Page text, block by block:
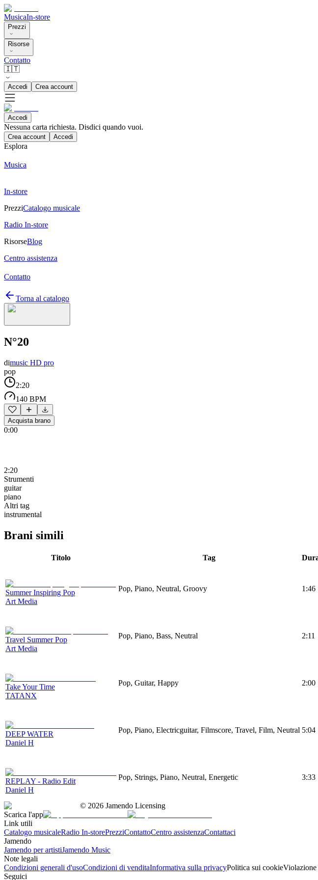
MusicaIn-store
Prezzi
Risorse
Contatto
🇮🇹
Accedi Crea account
Accedi
Nessuna carta richiesta. Disdici quando vuoi.
Crea account Accedi
Esplora
Musica
In-store
PrezziCatalogo musicale
Radio In-store
RisorseBlog
Centro assistenza
Contatto
Torna al catalogo
N°20
dimusic HD pro
pop
2:20
140 BPM
Acquista brano
0:00
2:20
Strumenti
guitar
piano
Altri tag
instrumental
Brani simili
Titolo Tag
Summer Inspiring Pop
Art Media
Pop, Piano, Neutral, Groovy 1:46
Travel Summer Pop
Art Media
Pop, Piano, Bass, Neutral 2:11
Take Your Time
TATANX
Pop, Guitar, Happy 2:00
DEEP WATER
Daniel H
Pop, Piano, Electricguitar, Filmscore, Travel, Film, Neutral 5:04
REPLAY - Radio Edit
Daniel H
Pop, Strings, Piano, Neutral, Energetic 3:33
© 2026 Jamendo Licensing
Scarica l'app
Link utili
Catalogo musicaleRadio In-storePrezziContattoCentro assistenzaContattaci
Jamendo
Jamendo per artistiJamendo Music
Note legali
Condizioni generali d'usoCondizioni di venditaInformativa sulla privacyPolitica sui cookie
Seguici